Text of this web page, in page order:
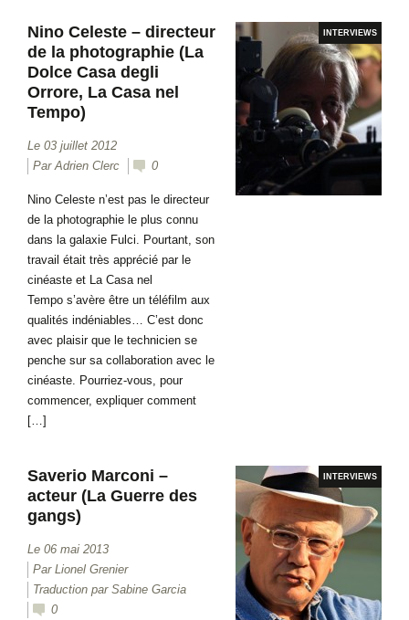
INTERVIEWS
Nino Celeste – directeur
de la photographie (La
Dolce Casa degli
Orrore, La Casa nel
Tempo)
Le 03 juillet 2012
Par Adrien Clerc
0
Nino Celeste n’est pas le directeur
de la photographie le plus connu
dans la galaxie Fulci. Pourtant, son
travail était très apprécié par le
cinéaste et La Casa nel
Tempo s’avère être un téléfilm aux
qualités indéniables… C’est donc
avec plaisir que le technicien se
penche sur sa collaboration avec le
cinéaste. Pourriez-vous, pour
commencer, expliquer comment
[…]
INTERVIEWS
Saverio Marconi –
acteur (La Guerre des
gangs)
Le 06 mai 2013
Par Lionel Grenier
Traduction par Sabine Garcia
0